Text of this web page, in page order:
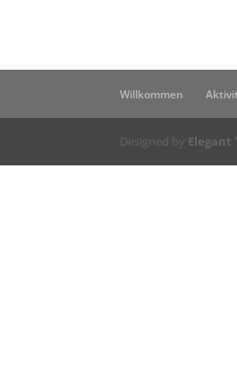
Willkommen
Designed by Elegant